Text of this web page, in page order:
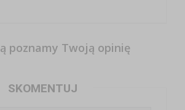
poznamy Twoją opinię
SKOMENTUJ